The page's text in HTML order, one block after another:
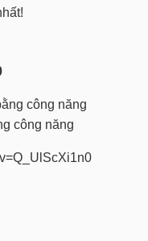
công năng